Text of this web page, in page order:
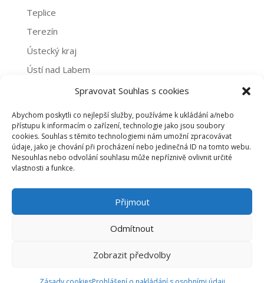
Spravovat Souhlas s cookies
Abychom poskytli co nejlepší služby, používáme k ukládání a/nebo
přístupu k informacím o zařízení, technologie jako jsou soubory
cookies. Souhlas s těmito technologiemi nám umožní zpracovávat
údaje, jako je chování při procházení nebo jedinečná ID na tomto webu.
Nesouhlas nebo odvolání souhlasu může nepříznivě ovlivnit určité
vlastnosti a funkce.
Přijmout
Odmítnout
Zobrazit předvolby
Teplice
Terezín
Ústecký kraj
Ústí nad Labem
Archivy
Archivy
PROHLÁŠENÍ O NAKLÁDÁNÍ S OSOBNÍMI ÚDAJI
ZÁSADY COOKIES (EU)
marketing online